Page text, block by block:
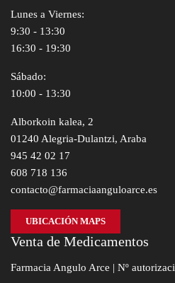
Lunes a Viernes:
9:30 - 13:30
16:30 - 19:30
Sábado:
10:00 - 13:30
Alborkoin kalea, 2
01240 Alegria-Dulantzi, Araba
945 42 02 17
608 718 136
contacto@farmaciaanguloarce.es
UBICACIÓN MAPS
Venta de Medicamentos
Farmacia Angulo Arce | Nº